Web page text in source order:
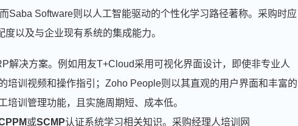
Saba Software则以人工智能驱动的个性化学习路径著称。采购时应
以及与企业现有系统的集成能力。
解决方案。例如用友T+Cloud采用可视化界面设计，即使非专业人
培训视频和操作指引；Zoho People则以其直观的用户界面和丰富的
训管理功能，且实施周期短、成本低。
或SCMP认证系统学习相关知识。采购经理人培训网